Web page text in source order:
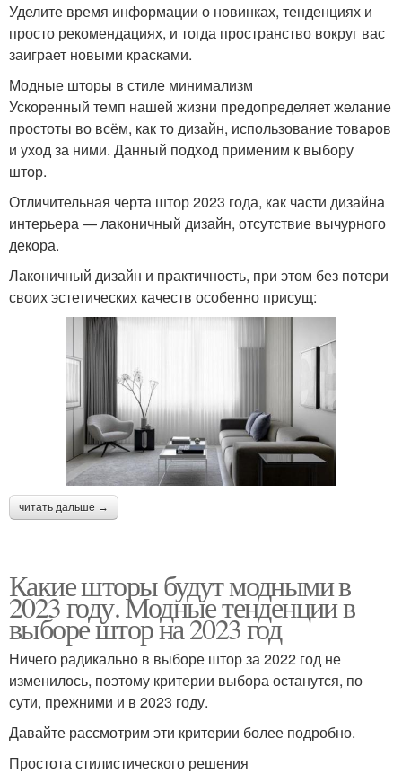
Уделите время информации о новинках, тенденциях и
просто рекомендациях, и тогда пространство вокруг вас
заиграет новыми красками.
Модные шторы в стиле минимализм
Ускоренный темп нашей жизни предопределяет желание
простоты во всём, как то дизайн, использование товаров
и уход за ними. Данный подход применим к выбору
штор.
Отличительная черта штор 2023 года, как части дизайна
интерьера — лаконичный дизайн, отсутствие вычурного
декора.
Лаконичный дизайн и практичность, при этом без потери
своих эстетических качеств особенно присущ:
читать дальше →
Какие шторы будут модными в
2023 году. Модные тенденции в
выборе штор на 2023 год
Ничего радикально в выборе штор за 2022 год не
изменилось, поэтому критерии выбора останутся, по
сути, прежними и в 2023 году.
Давайте рассмотрим эти критерии более подробно.
Простота стилистического решения